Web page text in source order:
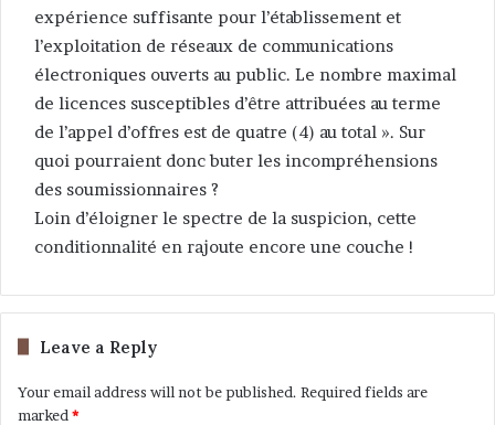
expérience suffisante pour l’établissement et
l’exploitation de réseaux de communications
électroniques ouverts au public. Le nombre maximal
de licences susceptibles d’être attribuées au terme
de l’appel d’offres est de quatre (4) au total ». Sur
quoi pourraient donc buter les incompréhensions
des soumissionnaires ?
Loin d’éloigner le spectre de la suspicion, cette
conditionnalité en rajoute encore une couche !
Leave a Reply
Your email address will not be published. Required fields are
marked *